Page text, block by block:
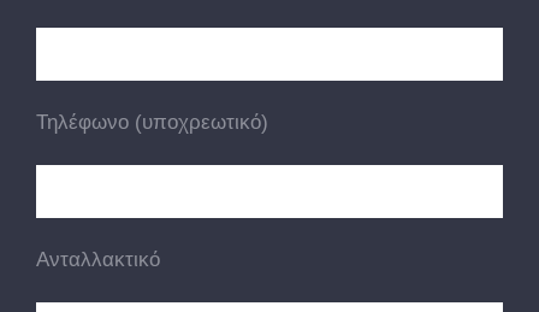
Τηλέφωνο (υποχρεωτικό)
Ανταλλακτικό